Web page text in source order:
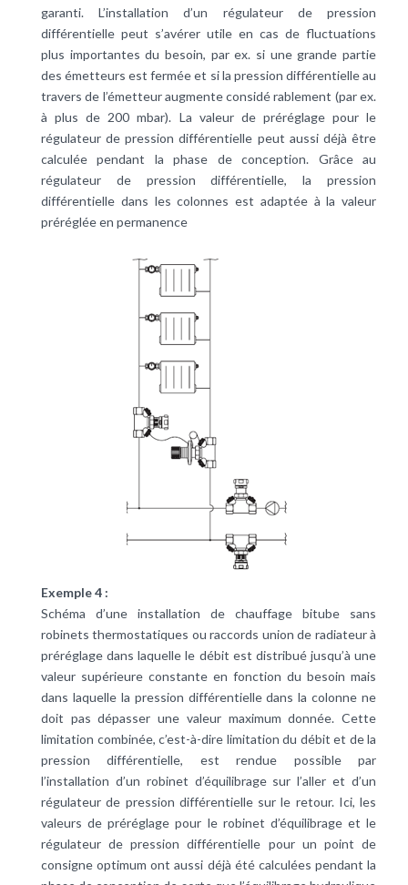
garanti. L’installation d’un régulateur de pression
différentielle peut s’avérer utile en cas de fluctuations
plus importantes du besoin, par ex. si une grande partie
des émetteurs est fermée et si la pression différentielle au
travers de l’émetteur augmente considé rablement (par ex.
à plus de 200 mbar). La valeur de préréglage pour le
régulateur de pression différentielle peut aussi déjà être
calculée pendant la phase de conception. Grâce au
régulateur de pression différentielle, la pression
différentielle dans les colonnes est adaptée à la valeur
préréglée en permanence
Exemple 4 :
Schéma d’une installation de chauffage bitube sans
robinets thermostatiques ou raccords union de radiateur à
préréglage dans laquelle le débit est distribué jusqu’à une
valeur supérieure constante en fonction du besoin mais
dans laquelle la pression différentielle dans la colonne ne
doit pas dépasser une valeur maximum donnée. Cette
limitation combinée, c’est-à-dire limitation du débit et de la
pression différentielle, est rendue possible par
l’installation d’un robinet d’équilibrage sur l’aller et d’un
régulateur de pression différentielle sur le retour. Ici, les
valeurs de préréglage pour le robinet d’équilibrage et le
régulateur de pression différentielle pour un point de
consigne optimum ont aussi déjà été calculées pendant la